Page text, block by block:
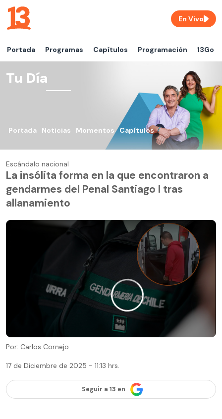
Portada Programas Capítulos Programación 13Go
En Vivo
Tu Día
Portada Noticias Momentos Capítulos
Escándalo nacional
La insólita forma en la que encontraron a
gendarmes del Penal Santiago I tras
allanamiento
Por: Carlos Cornejo
17 de Diciembre de 2025 - 11:13 hrs.
Seguir a 13 en